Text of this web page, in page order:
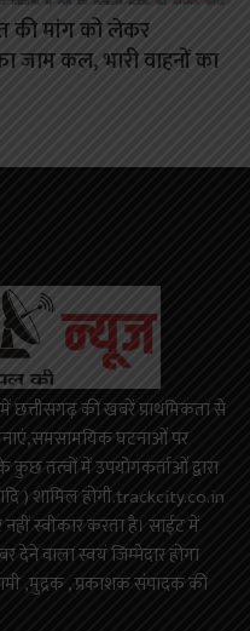
की मांग को लेकर
कल, भारी वाहनों का
छत्तीसगढ़ की खबरें प्राथमिकता से
घटनाओं पर
कुछ तत्वों में उपयोगकर्ताओं द्वारा
) शामिल होगी.trackcity.co.in
स्वीकार करता है। साईट में
देने वाला स्वयं जिम्मेदार होगा
,मुद्रक , प्रकाशक संपादक की